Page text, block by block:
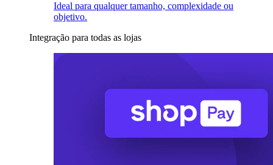
Ideal para qualquer tamanho, complexidade ou
objetivo.
Integração para todas as lojas